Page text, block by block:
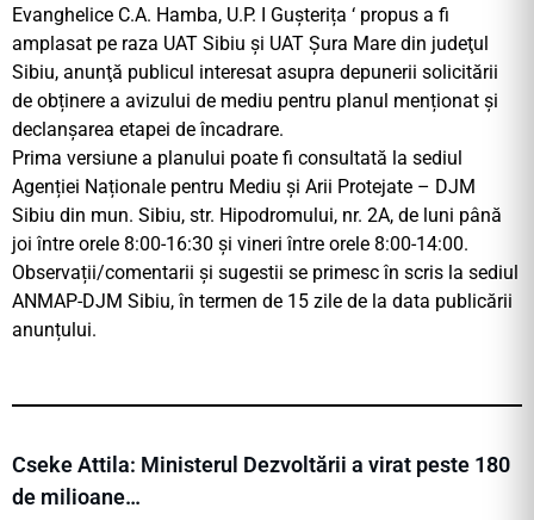
Evanghelice C.A. Hamba, U.P. I Gușterița ‘ propus a fi
amplasat pe raza UAT Sibiu și UAT Șura Mare din judeţul
Sibiu, anunţă publicul interesat asupra depunerii solicitării
de obținere a avizului de mediu pentru planul menționat și
declanșarea etapei de încadrare.
Prima versiune a planului poate fi consultată la sediul
Agenției Naționale pentru Mediu și Arii Protejate – DJM
Sibiu din mun. Sibiu, str. Hipodromului, nr. 2A, de luni până
joi între orele 8:00-16:30 şi vineri între orele 8:00-14:00.
Observații/comentarii și sugestii se primesc în scris la sediul
ANMAP-DJM Sibiu, în termen de 15 zile de la data publicării
anunțului.
Cseke Attila: Ministerul Dezvoltării a virat peste 180
de milioane…